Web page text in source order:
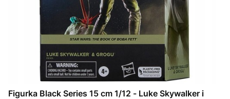
Figurka Black Series 15 cm 1/12 - Luke Skywalker i